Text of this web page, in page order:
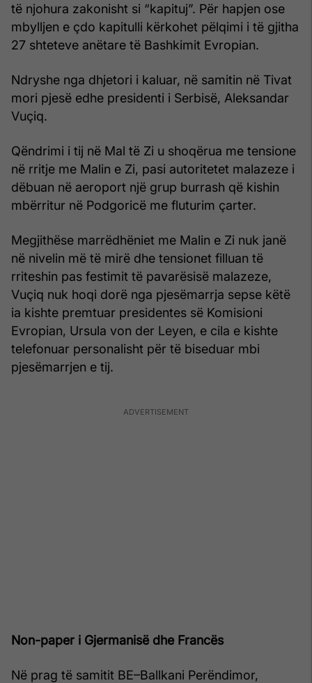
të njohura zakonisht si “kapituj”. Për hapjen ose
mbylljen e çdo kapitulli kërkohet pëlqimi i të gjitha
27 shteteve anëtare të Bashkimit Evropian.
Ndryshe nga dhjetori i kaluar, në samitin në Tivat
mori pjesë edhe presidenti i Serbisë, Aleksandar
Vuçiq.
Qëndrimi i tij në Mal të Zi u shoqërua me tensione
në rritje me Malin e Zi, pasi autoritetet malazeze i
dëbuan në aeroport një grup burrash që kishin
mbërritur në Podgoricë me fluturim çarter.
Megjithëse marrëdhëniet me Malin e Zi nuk janë
në nivelin më të mirë dhe tensionet filluan të
rriteshin pas festimit të pavarësisë malazeze,
Vuçiq nuk hoqi dorë nga pjesëmarrja sepse këtë
ia kishte premtuar presidentes së Komisioni
Evropian, Ursula von der Leyen, e cila e kishte
telefonuar personalisht për të biseduar mbi
pjesëmarrjen e tij.
Non-paper i Gjermanisë dhe Francës
Në prag të samitit BE–Ballkani Perëndimor,